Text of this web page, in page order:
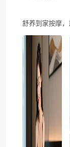
舒养到家按摩，